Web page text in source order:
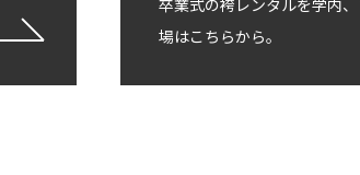
卒業式の袴レンタルを学内
場はこちらから。